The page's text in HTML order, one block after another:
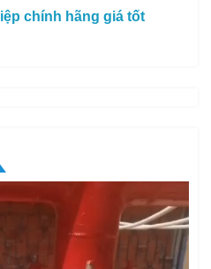
chính hãng giá tốt